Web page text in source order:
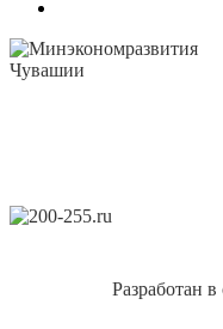
Разработан